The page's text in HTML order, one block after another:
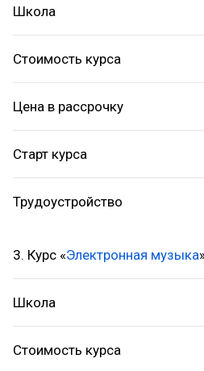
Школа
Стоимость курса
Цена в рассрочку
Старт курса
Трудоустройство
3. Курс «Электронная музыка
Школа
Стоимость курса